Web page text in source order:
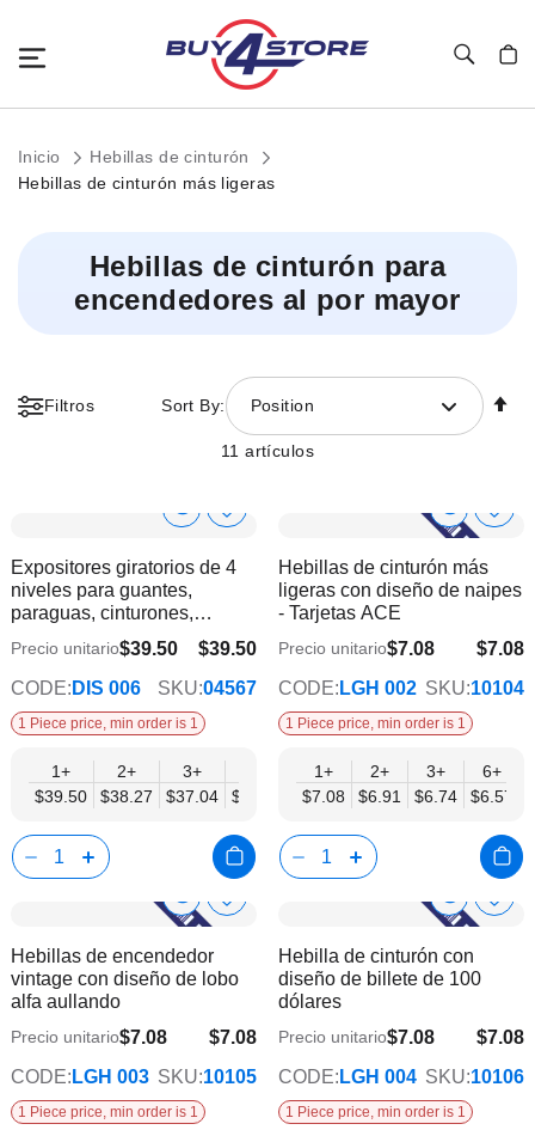
Inicio
Hebillas de cinturón
Hebillas de cinturón más ligeras
Hebillas de cinturón para
encendedores al por mayor
11 artículos
Filtros Sort By: Position
Show
Info
Añadir
la
deseos
Expositores giratorios de 4
niveles para guantes,
paraguas, cinturones,
hebillas y accesorios - Mobil
Displays | Sin productos$39.50
$34.57
Precio unitario$39.50
CODE: DIS 006 SKU:04567
1 Piece price, min order is 1
1+
$39.50
2+
$38.27
3+
$37.04
$35.80
6+
$34.57
Show
Info
lista
Hebillas de cinturón más
ligeras con diseño de naipes
- Tarjetas ACE
$7.08
$5.73
Precio unitario$7.08
CODE: LGH 002 SKU:10104
1 Piece price, min order is 1
1+
$7.08
2+
$6.91
3+
$6.74
6+
$6.57
Show
Info
Añadir
lista
deseos
Hebillas de encendedor
vintage con diseño de lobo
alfa aullando
$7.08
$5.73
Precio unitario$7.08
CODE: LGH 003 SKU:10105
1 Piece price, min order is 1
Show
Info
Hebilla de cinturón con
diseño de billete de 100
dólares
$7.08
$5.73
Precio unitario$7.08
CODE: LGH 004 SKU:10106
1 Piece price, min order is 1